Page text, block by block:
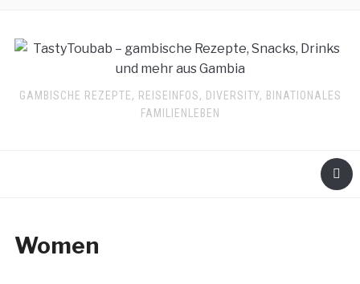
GAMBISCHE REZEPTE, REISEINFOS, DIVERSITY, BINATIONALES
FAMILIENLEBEN
Women